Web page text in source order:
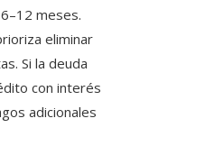
meses.
eliminar
Si la deuda
con interés
adicionales